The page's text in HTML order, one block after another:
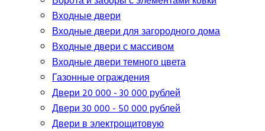
Входные двери
Входные двери для загородного дома
Входные двери с массивом
Входные двери темного цвета
Газонные ограждения
Двери 20 000 - 30 000 рублей
Двери 30 000 - 50 000 рублей
Двери в электрощитовую